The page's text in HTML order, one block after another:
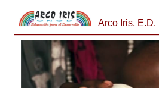
Arco Iris, E.D.